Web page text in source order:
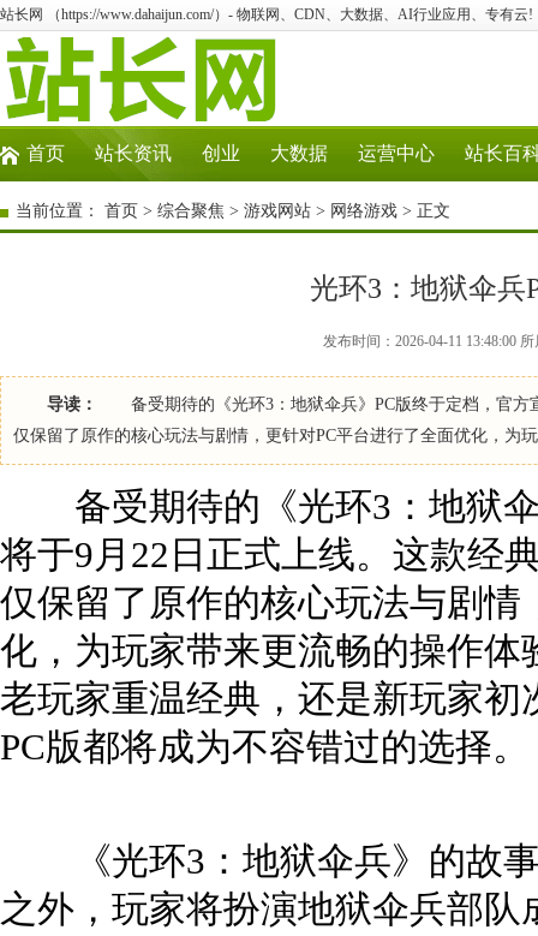
站长网 （https://www.dahaijun.com/）- 物联网、CDN、大数据、AI行业应用、专有云!
首页 站长资讯 创业 大数据 运营中心 站长百
当前位置： 首页 > 综合聚焦 > 游戏网站 > 网络游戏 > 正文
光环3：地狱伞兵
发布时间：2026-04-11 13:48:00
导读：
备受期待的《光环3：地狱伞兵》PC版终于定档，官方
仅保留了原作的核心玩法与剧情，更针对PC平台进行了全面优化，为
备受期待的《光环3：地狱伞
将于9月22日正式上线。这款经
仅保留了原作的核心玩法与剧情
化，为玩家带来更流畅的操作
老玩家重温经典，还是新玩家
PC版都将成为不容错过的选择。
《光环3：地狱伞兵》的故事
之外，玩家将扮演地狱伞兵部